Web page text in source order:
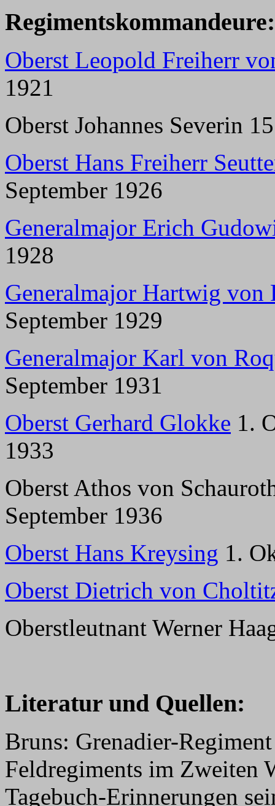
Regimentskommandeure:
Oberst Leopold Freiherr
1921
Oberst Johannes Severin
Oberst Hans Freiherr
September 1926
Generalmajor Erich
1928
Generalmajor Hartwig von
September 1929
Generalmajor Karl von
September 1931
Oberst Gerhard Glokke 1.
1933
Oberst Athos von
September 1936
Oberst Hans Kreysing 1.
Oberst Dietrich von
Oberstleutnant Werner
Literatur und Quellen:
Bruns: Grenadier-
Feldregiments im Zweiten
Tagebuch-Erinnerungen